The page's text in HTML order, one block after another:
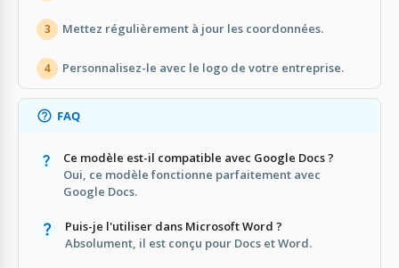
3 Mettez régulièrement à jour les coordonnées.
4 Personnalisez-le avec le logo de votre entreprise.
FAQ
Ce modèle est-il compatible avec Google Docs ?
Oui, ce modèle fonctionne parfaitement avec
Google Docs.
Puis-je l'utiliser dans Microsoft Word ?
Absolument, il est conçu pour Docs et Word.